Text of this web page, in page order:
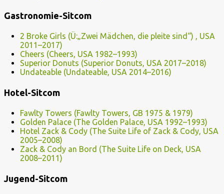
Gastronomie-Sitcom
2 Broke Girls (Ü:„Zwei Mädchen, die pleite sind“) , USA
2011–2017)
Cheers (Cheers, USA 1982–1993)
Superior Donuts (Superior Donuts, USA 2017–2018)
Undateable (Undateable, USA 2014–2016)
Hotel-Sitcom
Fawlty Towers (Fawlty Towers, GB 1975 & 1979)
Golden Palace (The Golden Palace, USA 1992–1993)
Hotel Zack & Cody (The Suite Life of Zack & Cody, USA
2005–2008)
Zack & Cody an Bord (The Suite Life on Deck, USA
2008–2011)
Jugend-Sitcom